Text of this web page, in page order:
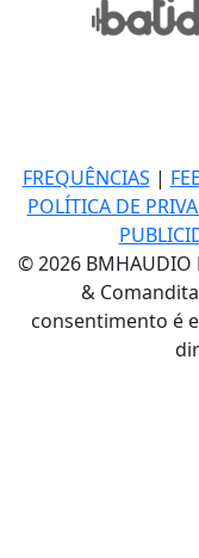
FREQUÊNCIAS |
POLÍTICA DE
© 2026
&
consentimento é